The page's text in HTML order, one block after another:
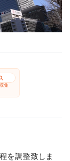
集
を調整致しま